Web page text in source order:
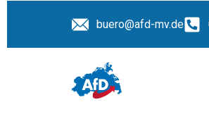
buero@afd-mv.de